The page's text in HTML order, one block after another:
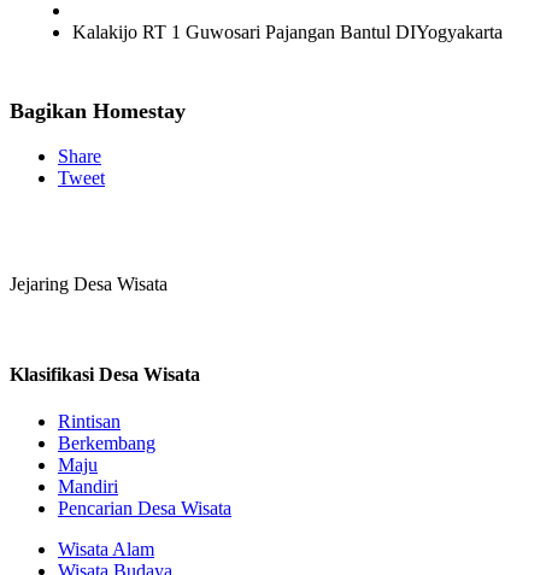
Kalakijo RT 1 Guwosari Pajangan Bantul DIYogyakarta
Bagikan Homestay
Share
Tweet
Jejaring Desa Wisata
Klasifikasi Desa Wisata
Rintisan
Berkembang
Maju
Mandiri
Pencarian Desa Wisata
Wisata Alam